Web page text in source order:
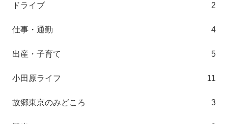
ドライブ 2
仕事・通勤 4
出産・子育て 5
小田原ライフ 11
故郷東京のみどころ 3